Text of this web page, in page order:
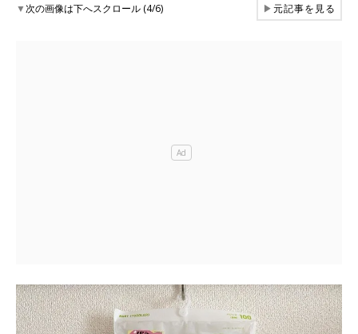
▼次の画像は下へスクロール (4/6) ▶元記事を見る